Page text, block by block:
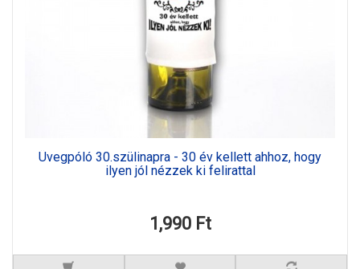
Üvegpóló 30.szülinapra - 30 év kellett ahhoz, hogy
ilyen jól nézzek ki felirattal
1,990 Ft